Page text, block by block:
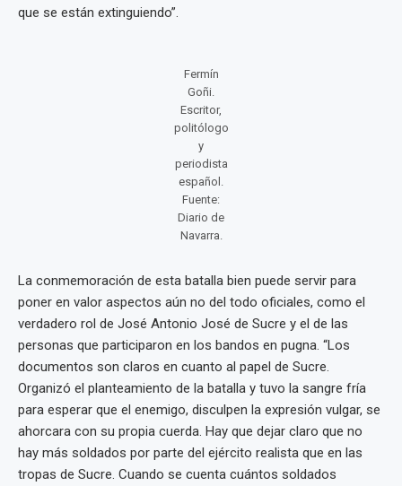
que se están extinguiendo”.
Fermín
Goñi.
Escritor,
politólogo
y
periodista
español.
Fuente:
Diario de
Navarra.
La conmemoración de esta batalla bien puede servir para
poner en valor aspectos aún no del todo oficiales, como el
verdadero rol de José Antonio José de Sucre y el de las
personas que participaron en los bandos en pugna. “Los
documentos son claros en cuanto al papel de Sucre.
Organizó el planteamiento de la batalla y tuvo la sangre fría
para esperar que el enemigo, disculpen la expresión vulgar, se
ahorcara con su propia cuerda. Hay que dejar claro que no
hay más soldados por parte del ejército realista que en las
tropas de Sucre. Cuando se cuenta cuántos soldados